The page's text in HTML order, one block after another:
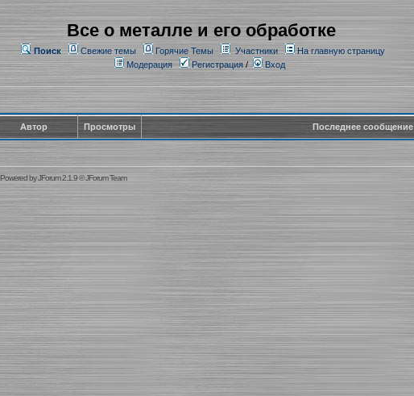
Все о металле и его обработке
Поиск Свежие темы Горячие Темы Участники
На главную страницу
Модерация
Регистрация/ Вход
Автор Просмотры Последнее сообщение
Powered byJForum 2.1.9©JForum Team